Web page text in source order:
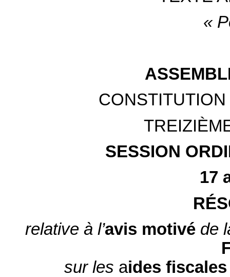
«
SESSION
17
relative à l’avis motivé de
sur les aides